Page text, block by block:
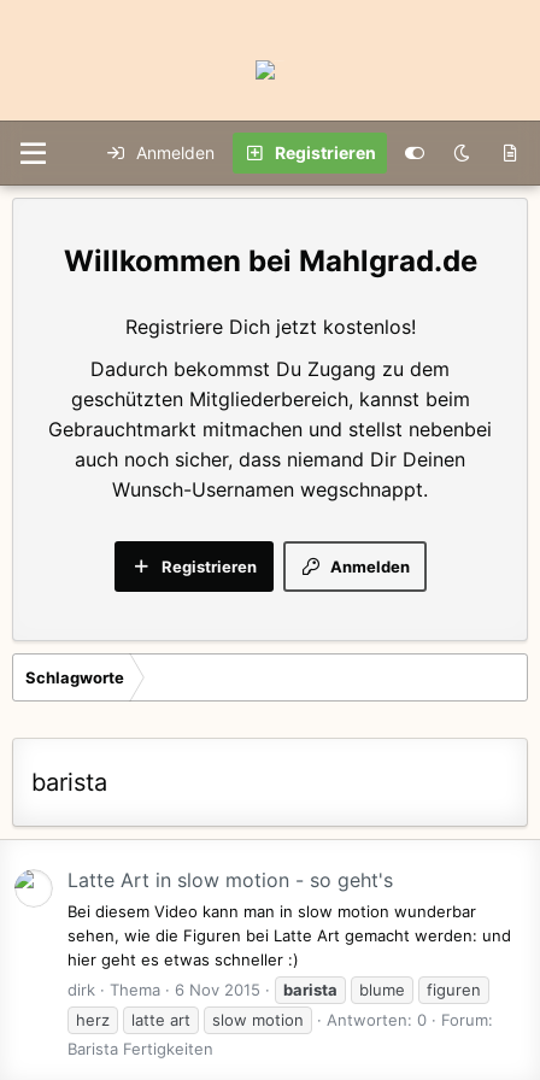
Anmelden Registrieren
Mahlgrad.de
Registriere Dich jetzt kostenlos!
Dadurch bekommst Du Zugang zu dem
geschützten Mitgliederbereich, kannst beim
Gebrauchtmarkt mitmachen und stellst nebenbei
auch noch sicher, dass niemand Dir Deinen
Wunsch-Usernamen wegschnappt.
Anmelden
Registrieren
Schlagworte
barista
Latte Art in slow motion - so geht's
Bei diesem Video kann man in slow motion wunderbar
sehen, wie die Figuren bei Latte Art gemacht werden: und
hier geht es etwas schneller :)
dirk
Thema 6 Nov 2015 barista blume
figuren
herz
latte art slow motion Antworten: 0
Forum:
Barista Fertigkeiten